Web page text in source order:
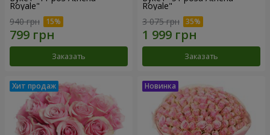
Royale"
940 грн
Заказать
Royale"
3 075 грн
Заказать